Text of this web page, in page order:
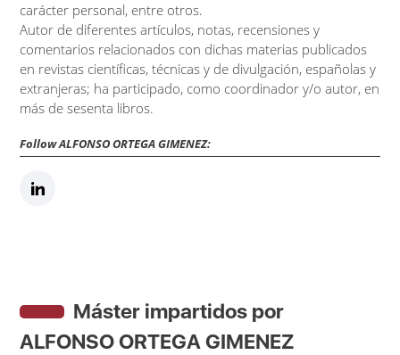
carácter personal, entre otros.
Autor de diferentes artículos, notas, recensiones y
comentarios relacionados con dichas materias publicados
en revistas científicas, técnicas y de divulgación, españolas y
extranjeras; ha participado, como coordinador y/o autor, en
más de sesenta libros.
Follow ALFONSO ORTEGA GIMENEZ:
Máster impartidos por
ALFONSO ORTEGA GIMENEZ